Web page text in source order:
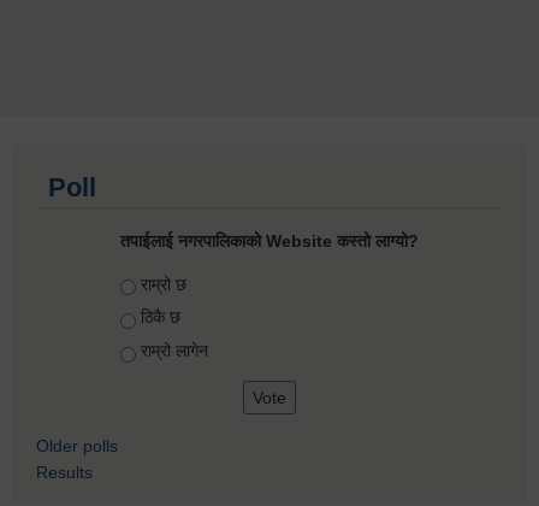
Poll
तपाईलाई नगरपालिकाको Website कस्तो लाग्यो?
Choices
राम्रो छ
ठिकै छ
राम्रो लागेन
Older polls
Results